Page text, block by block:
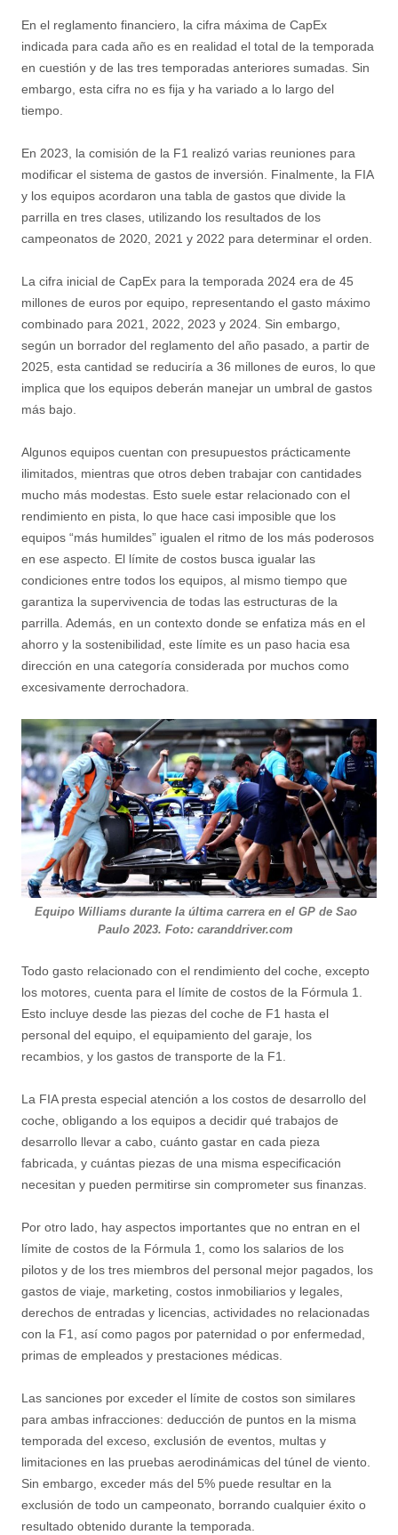
En el reglamento financiero, la cifra máxima de CapEx
indicada para cada año es en realidad el total de la temporada
en cuestión y de las tres temporadas anteriores sumadas. Sin
embargo, esta cifra no es fija y ha variado a lo largo del
tiempo.
En 2023, la comisión de la F1 realizó varias reuniones para
modificar el sistema de gastos de inversión. Finalmente, la FIA
y los equipos acordaron una tabla de gastos que divide la
parrilla en tres clases, utilizando los resultados de los
campeonatos de 2020, 2021 y 2022 para determinar el orden.
La cifra inicial de CapEx para la temporada 2024 era de 45
millones de euros por equipo, representando el gasto máximo
combinado para 2021, 2022, 2023 y 2024. Sin embargo,
según un borrador del reglamento del año pasado, a partir de
2025, esta cantidad se reduciría a 36 millones de euros, lo que
implica que los equipos deberán manejar un umbral de gastos
más bajo.
Algunos equipos cuentan con presupuestos prácticamente
ilimitados, mientras que otros deben trabajar con cantidades
mucho más modestas. Esto suele estar relacionado con el
rendimiento en pista, lo que hace casi imposible que los
equipos “más humildes” igualen el ritmo de los más poderosos
en ese aspecto. El límite de costos busca igualar las
condiciones entre todos los equipos, al mismo tiempo que
garantiza la supervivencia de todas las estructuras de la
parrilla. Además, en un contexto donde se enfatiza más en el
ahorro y la sostenibilidad, este límite es un paso hacia esa
dirección en una categoría considerada por muchos como
excesivamente derrochadora.
Equipo Williams durante la última carrera en el GP de Sao
Paulo 2023. Foto: caranddriver.com
Todo gasto relacionado con el rendimiento del coche, excepto
los motores, cuenta para el límite de costos de la Fórmula 1.
Esto incluye desde las piezas del coche de F1 hasta el
personal del equipo, el equipamiento del garaje, los
recambios, y los gastos de transporte de la F1.
La FIA presta especial atención a los costos de desarrollo del
coche, obligando a los equipos a decidir qué trabajos de
desarrollo llevar a cabo, cuánto gastar en cada pieza
fabricada, y cuántas piezas de una misma especificación
necesitan y pueden permitirse sin comprometer sus finanzas.
Por otro lado, hay aspectos importantes que no entran en el
límite de costos de la Fórmula 1, como los salarios de los
pilotos y de los tres miembros del personal mejor pagados, los
gastos de viaje, marketing, costos inmobiliarios y legales,
derechos de entradas y licencias, actividades no relacionadas
con la F1, así como pagos por paternidad o por enfermedad,
primas de empleados y prestaciones médicas.
Las sanciones por exceder el límite de costos son similares
para ambas infracciones: deducción de puntos en la misma
temporada del exceso, exclusión de eventos, multas y
limitaciones en las pruebas aerodinámicas del túnel de viento.
Sin embargo, exceder más del 5% puede resultar en la
exclusión de todo un campeonato, borrando cualquier éxito o
resultado obtenido durante la temporada.